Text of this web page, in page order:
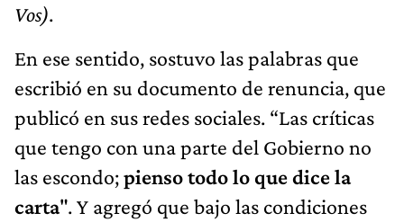
Vos).
En ese sentido, sostuvo las palabras que
escribió en su documento de renuncia, que
publicó en sus redes sociales. “Las críticas
que tengo con una parte del Gobierno no
las escondo;pienso todo lo que dice la
carta". Y agregó que bajo las condiciones